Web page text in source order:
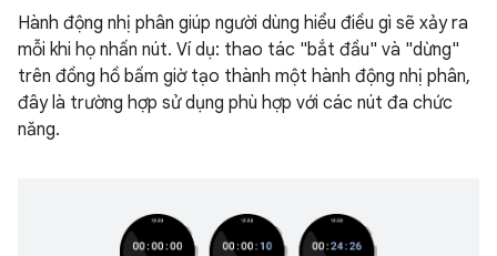
Hành động nhị phân giúp người dùng hiểu điều gì sẽ xảy ra
mỗi khi họ nhấn nút. Ví dụ: thao tác "bắt đầu" và "dừng"
trên đồng hồ bấm giờ tạo thành một hành động nhị phân,
đây là trường hợp sử dụng phù hợp với các nút đa chức
năng.